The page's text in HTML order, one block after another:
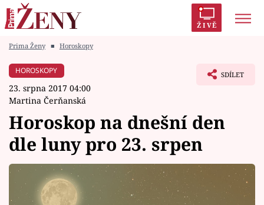
ŽIVĚ
Módní alarm
Témata
Celebrity
Prima Ženy ■ Horoskopy
HOROSKOPY
23. srpna 2017 04:00
Martina Čerňanská
SDÍLET
Horoskop na dnešní den
dle luny pro 23. srpen